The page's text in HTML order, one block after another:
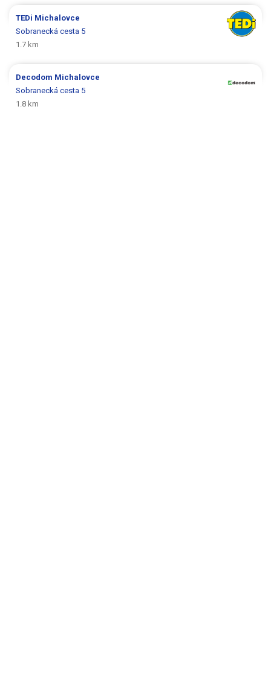
TEDi Michalovce
Sobranecká cesta 5
1.7 km
Decodom Michalovce
Sobranecká cesta 5
1.8 km